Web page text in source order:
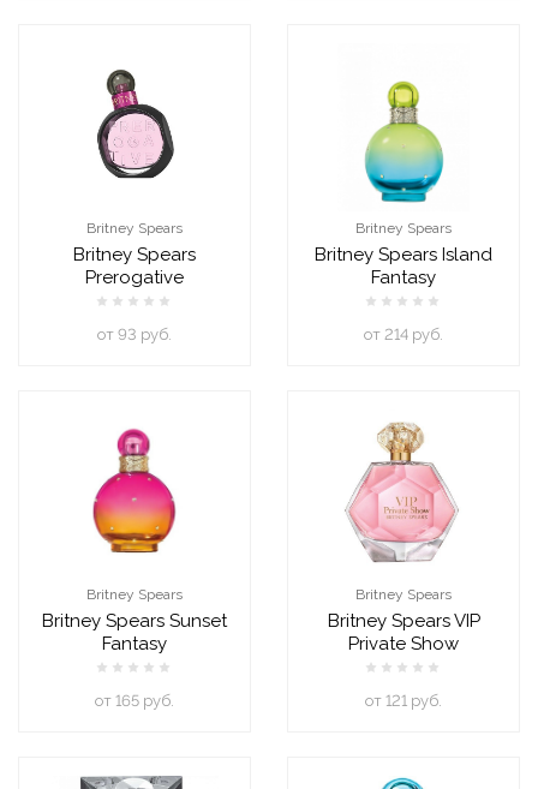
Britney Spears
Britney Spears
Prerogative
oт 93 руб.
Britney Spears
Britney Spears Island
Fantasy
oт 214 руб.
Britney Spears
Britney Spears Sunset
Fantasy
oт 165 руб.
Britney Spears
Britney Spears VIP
Private Show
oт 121 руб.